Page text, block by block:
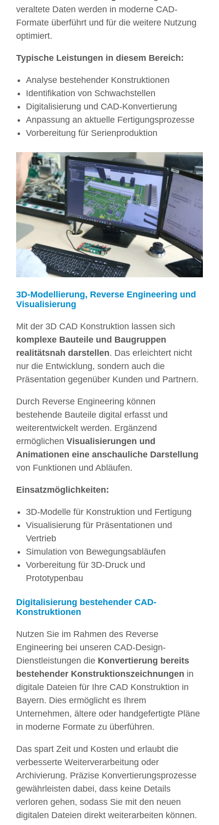
veraltete Daten werden in moderne CAD-
Formate überführt und für die weitere Nutzung
optimiert.
Typische Leistungen in diesem Bereich:
Analyse bestehender Konstruktionen
Identifikation von Schwachstellen
Digitalisierung und CAD-Konvertierung
Anpassung an aktuelle Fertigungsprozesse
Vorbereitung für Serienproduktion
3D-Modellierung, Reverse Engineering und
Visualisierung
Mit der 3D CAD Konstruktion lassen sich
komplexe Bauteile und Baugruppen
realitätsnah darstellen. Das erleichtert nicht
nur die Entwicklung, sondern auch die
Präsentation gegenüber Kunden und Partnern.
Durch Reverse Engineering können
bestehende Bauteile digital erfasst und
weiterentwickelt werden. Ergänzend
ermöglichen Visualisierungen und
Animationen eine anschauliche Darstellung
von Funktionen und Abläufen.
Einsatzmöglichkeiten:
3D-Modelle für Konstruktion und Fertigung
Visualisierung für Präsentationen und
Vertrieb
Simulation von Bewegungsabläufen
Vorbereitung für 3D-Druck und
Prototypenbau
Digitalisierung bestehender CAD-
Konstruktionen
Nutzen Sie im Rahmen des Reverse
Engineering bei unseren CAD-Design-
Dienstleistungen die Konvertierung bereits
bestehender Konstruktionszeichnungen in
digitale Dateien für Ihre CAD Konstruktion in
Bayern. Dies ermöglicht es Ihrem
Unternehmen, ältere oder handgefertigte Pläne
in moderne Formate zu überführen.
Das spart Zeit und Kosten und erlaubt die
verbesserte Weiterverarbeitung oder
Archivierung. Präzise Konvertierungsprozesse
gewährleisten dabei, dass keine Details
verloren gehen, sodass Sie mit den neuen
digitalen Dateien direkt weiterarbeiten können.